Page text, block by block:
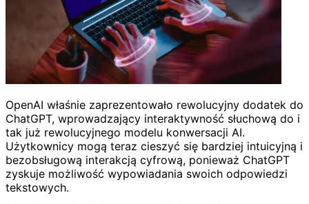
OpenAI właśnie zaprezentowało rewolucyjny dodatek do
ChatGPT, wprowadzający interaktywność słuchową do i
tak już rewolucyjnego modelu konwersacji AI.
Użytkownicy mogą teraz cieszyć się bardziej intuicyjną i
bezobsługową interakcją cyfrową, ponieważ ChatGPT
zyskuje możliwość wypowiadania swoich odpowiedzi
tekstowych.